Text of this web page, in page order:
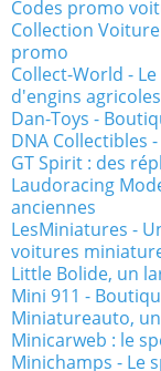
Codes promo
Collection
promo
Collect-World -
d'engins agricoles
Dan-Toys -
DNA Collectibles
GT Spirit : des
Laudoracing
anciennes
LesMiniatures -
voitures
Little Bolide, un
Mini 911 -
Miniatureauto,
Minicarweb : le
Minichamps - Le